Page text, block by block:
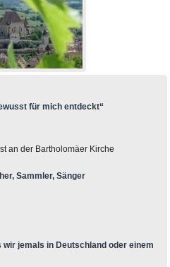
für mich entdeckt“
an der Bartholomäer Kirche
Sammler, Sänger
wir jemals in Deutschland oder einem